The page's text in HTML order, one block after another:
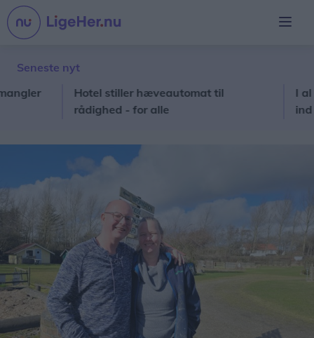
Seneste nyt
Hotel stiller hæveautomat til
rådighed - for alle
I al
ind i